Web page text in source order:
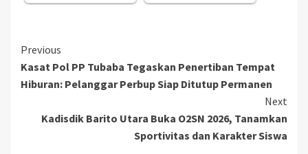
Continue
Reading
Previous
Kasat Pol PP Tubaba Tegaskan Penertiban Tempat
Hiburan: Pelanggar Perbup Siap Ditutup Permanen
Next
Kadisdik Barito Utara Buka O2SN 2026, Tanamkan
Sportivitas dan Karakter Siswa